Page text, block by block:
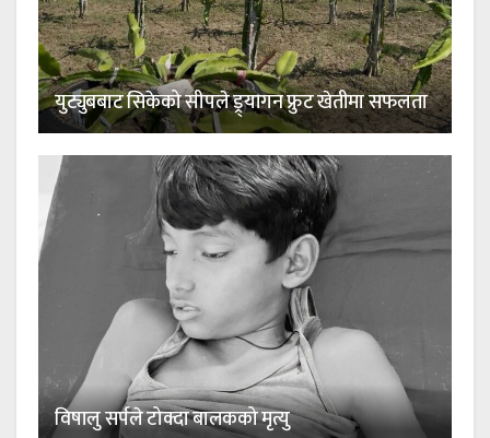
युट्युबबाट सिकेको सीपले ड्र्यागन फ्रुट खेतीमा सफलता
विषालु सर्पले टोक्दा बालकको मृत्यु